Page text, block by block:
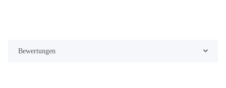
Bewertungen